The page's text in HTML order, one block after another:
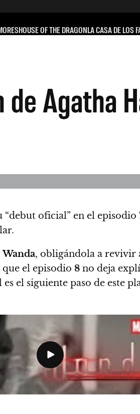
HOUSE OF THE DRAGONLA CASA DE LOS
Agatha
“debut oficial” en el episodio
Wanda, obligándola a revivir
que el episodio 8 no deja
el siguiente paso de este